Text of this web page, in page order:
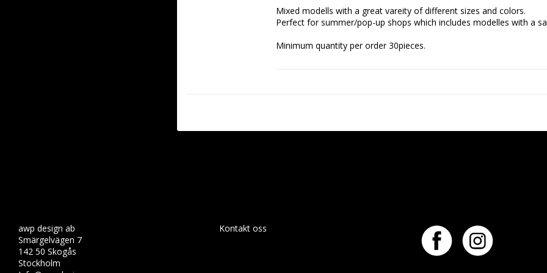
Mixed modells with a great vareity of different sizes and colors.
Perfect for summer/pop-up shops which includes modelles with a
Minimum quantity per order 30pieces.
awp design ab
Smärgelvägen 7
142 50 Skogås
Stockholm
Kontakt oss